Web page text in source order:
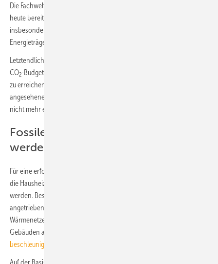
Die Fachwelt sagt, das sind die zukünftig sinnvollen Lösungen, die
heute bereits marktverfügbar und auch wirtschaftlich sind,
insbesondere bei kontinuierlich steigenden Preisen fossiler
Energieträger, was u. a. die nationale CO
Letztendlich geht es immer um das Einhalten des noch verfügbaren
CO2-Budgets, um mindestens das ursprüngliche „2-Grad-Ziel“ noch
zu erreichen. Das 1,5-Grad-Ziel ist nach übereinstimmender Ansicht
angesehener Klimaforscher bereits überschritten bzw. realistisch
nicht mehr einzuhalten!
Fossile müssen sehr schnell ersetzt
werden
Für eine erfolgreiche Energiewende müssen fossile Energieträger für
die Hausheizung und für Wärmeanwendungen sehr schnell ersetzt
werden. Besonders Photovoltaik-Anlagen und elektrisch
angetriebene Wärmepumpen – weniger der Ausbau von
Wärmenetzen – bieten sich für die Energie- und Wärmewende in
Gebäuden an, siehe:
beschleunigt